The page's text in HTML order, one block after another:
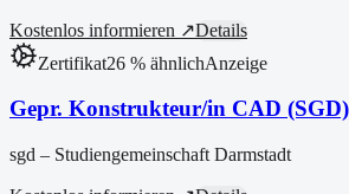
Kostenlos informieren ↗Details
Zertifikat26 % ähnlichAnzeige
Gepr. Konstrukteur/in CAD
sgd – Studiengemeinschaft Darmstadt